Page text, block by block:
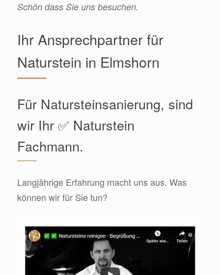
Schön dass Sie uns besuchen.
Ihr Ansprechpartner für
Naturstein in Elmshorn
Für Natursteinsanierung, sind
wir Ihr ✅ Naturstein
Fachmann.
Langjährige Erfahrung macht uns aus. Was
können wir für Sie tun?